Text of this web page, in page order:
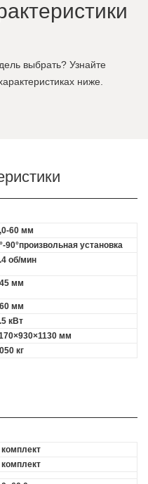
выбрать? Узнайте
ниже.
60 мм
90°произвольная установка
об/мин
мм
мм
кВт
мм
кг
комплект
комплект